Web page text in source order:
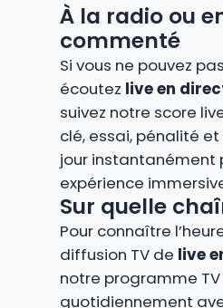
À la radio ou
commenté
Si vous ne pouvez
écoutez live en
suivez notre score
clé, essai, pénalité
jour instantanément
expérience
Sur quelle
Pour connaître
diffusion TV de live
notre programme
quotidiennement